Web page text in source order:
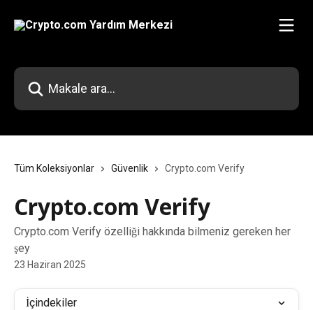
Makale ara...
Tüm Koleksiyonlar Güvenlik Crypto.com Verify
Crypto.com Verify
Crypto.com Verify özelliği hakkında bilmeniz gereken her
şey
23 Haziran 2025
İçindekiler